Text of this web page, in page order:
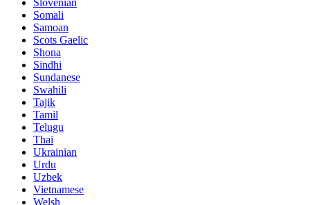
Slovenian
Somali
Samoan
Scots Gaelic
Shona
Sindhi
Sundanese
Swahili
Tajik
Tamil
Telugu
Thai
Ukrainian
Urdu
Uzbek
Vietnamese
Welsh